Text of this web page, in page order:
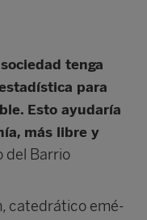
tenga
para
Esto ayudaría
más libre y
del Barrio
catedrático emé­